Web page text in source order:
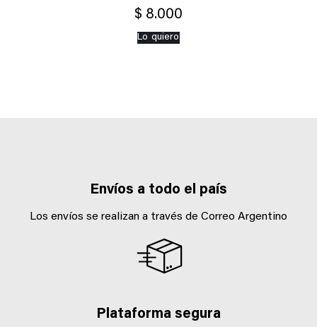
$ 8.000
Lo quiero
Envíos a todo el país
Los envíos se realizan a través de Correo Argentino
Plataforma segura